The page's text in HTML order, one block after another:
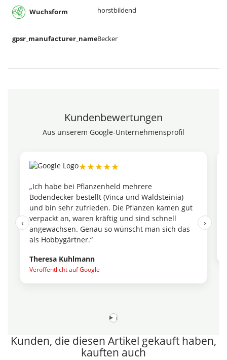
Wuchsform horstbildend
gpsr_manufacturer_nameBecker
Kundenbewertungen
Aus unserem Google-Unternehmensprofil
★★★★★
„Ich habe bei Pflanzenheld mehrere
Bodendecker bestellt (Vinca und Waldsteinia)
und bin sehr zufrieden. Die Pflanzen kamen gut
verpackt an, waren kräftig und sind schnell
angewachsen. Genau so wünscht man sich das
als Hobbygärtner.“
Theresa Kuhlmann
Veröffentlicht auf Google
‹ ›
i
Kunden, die diesen Artikel gekauft haben,
kauften auch